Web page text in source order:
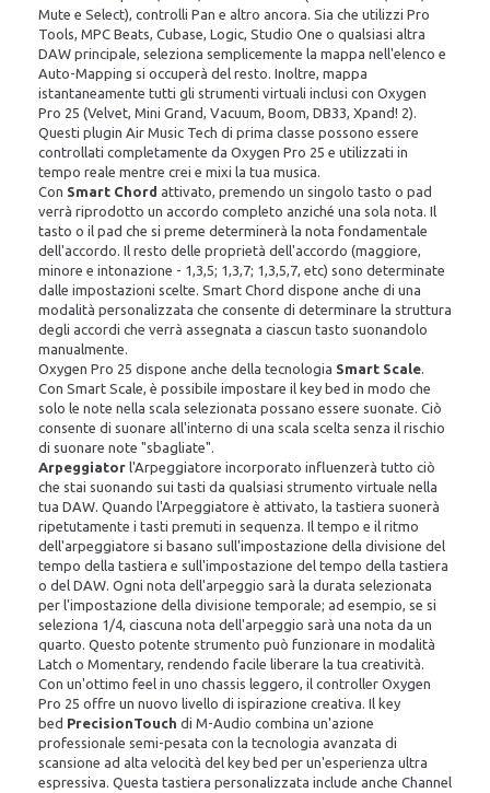
Mute e Select), controlli Pan e altro ancora. Sia che utilizzi Pro
Tools, MPC Beats, Cubase, Logic, Studio One o qualsiasi altra
DAW principale, seleziona semplicemente la mappa nell'elenco e
Auto-Mapping si occuperà del resto. Inoltre, mappa
istantaneamente tutti gli strumenti virtuali inclusi con Oxygen
Pro 25 (Velvet, Mini Grand, Vacuum, Boom, DB33, Xpand! 2).
Questi plugin Air Music Tech di prima classe possono essere
controllati completamente da Oxygen Pro 25 e utilizzati in
tempo reale mentre crei e mixi la tua musica.
Con Smart Chord attivato, premendo un singolo tasto o pad
verrà riprodotto un accordo completo anziché una sola nota. Il
tasto o il pad che si preme determinerà la nota fondamentale
dell'accordo. Il resto delle proprietà dell'accordo (maggiore,
minore e intonazione - 1,3,5; 1,3,7; 1,3,5,7, etc) sono determinate
dalle impostazioni scelte. Smart Chord dispone anche di una
modalità personalizzata che consente di determinare la struttura
degli accordi che verrà assegnata a ciascun tasto suonandolo
manualmente.
Oxygen Pro 25 dispone anche della tecnologia Smart Scale.
Con Smart Scale, è possibile impostare il key bed in modo che
solo le note nella scala selezionata possano essere suonate. Ciò
consente di suonare all'interno di una scala scelta senza il rischio
di suonare note "sbagliate".
Arpeggiator l'Arpeggiatore incorporato influenzerà tutto ciò
che stai suonando sui tasti da qualsiasi strumento virtuale nella
tua DAW. Quando l'Arpeggiatore è attivato, la tastiera suonerà
ripetutamente i tasti premuti in sequenza. Il tempo e il ritmo
dell'arpeggiatore si basano sull'impostazione della divisione del
tempo della tastiera e sull'impostazione del tempo della tastiera
o del DAW. Ogni nota dell'arpeggio sarà la durata selezionata
per l'impostazione della divisione temporale; ad esempio, se si
seleziona 1/4, ciascuna nota dell'arpeggio sarà una nota da un
quarto. Questo potente strumento può funzionare in modalità
Latch o Momentary, rendendo facile liberare la tua creatività.
Con un'ottimo feel in uno chassis leggero, il controller Oxygen
Pro 25 offre un nuovo livello di ispirazione creativa. Il key
bed PrecisionTouch di M-Audio combina un'azione
professionale semi-pesata con la tecnologia avanzata di
scansione ad alta velocità del key bed per un'esperienza ultra
espressiva. Questa tastiera personalizzata include anche Channel